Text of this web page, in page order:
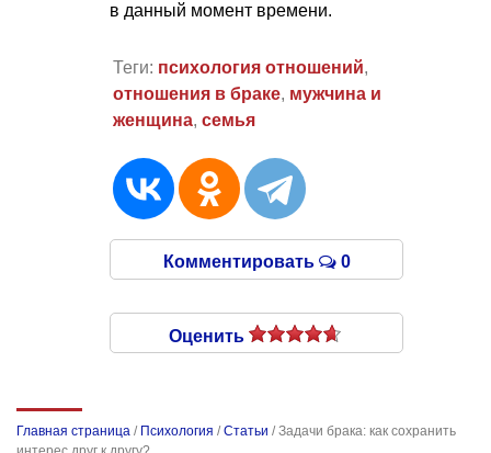
в данный момент времени.
Теги: психология отношений,
отношения в браке, мужчина и
женщина, семья
Комментировать 0
Оценить
Главная страница / Психология /Статьи /Задачи брака: как сохранить